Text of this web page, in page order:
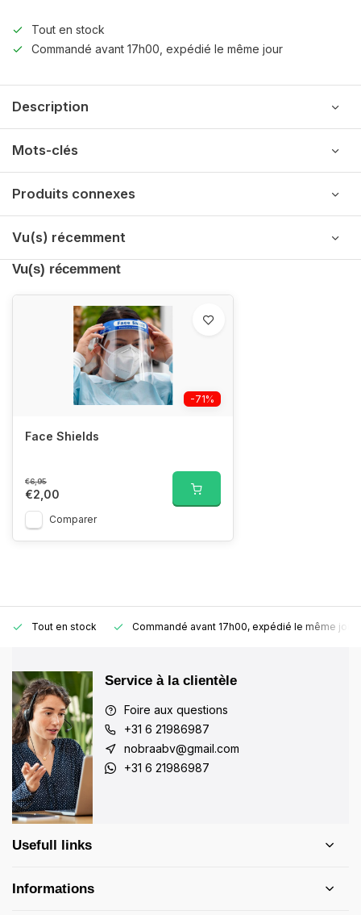
Tout en stock
Commandé avant 17h00, expédié le même jour
Description
Mots-clés
Produits connexes
Vu(s) récemment
Vu(s) récemment
-71%
Face Shields
€6,95
€2,00
Comparer
Tout en stock Commandé avant 17h00, expédié le même jour
Service à la clientèle
Foire aux questions
+31 6 21986987
nobraabv@gmail.com
+31 6 21986987
Usefull links
Informations